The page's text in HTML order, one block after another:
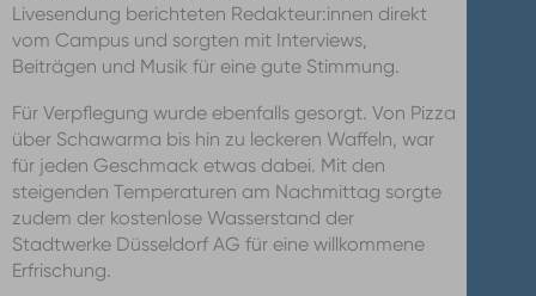
Livesendung berichteten Redakteur:innen direkt
vom Campus und sorgten mit Interviews,
Beiträgen und Musik für eine gute Stimmung.
Für Verpflegung wurde ebenfalls gesorgt. Von Pizza
über Schawarma bis hin zu leckeren Waffeln, war
für jeden Geschmack etwas dabei. Mit den
steigenden Temperaturen am Nachmittag sorgte
zudem der kostenlose Wasserstand der
Stadtwerke Düsseldorf AG für eine willkommene
Erfrischung.